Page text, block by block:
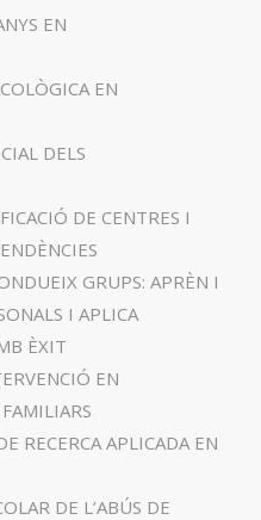
EN
EN
DELS
DE CENTRES I
GRUPS: APRÈN I
I APLICA
ÈXIT
EN
RECERCA APLICADA EN
DE L’ABÚS DE